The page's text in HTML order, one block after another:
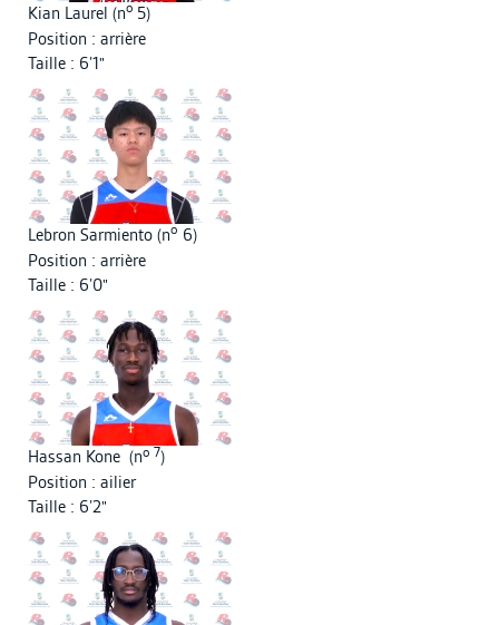
Kian Laurel (no 5)
Position : arrière
Taille : 6’1"
Lebron Sarmiento (no 6)
Position : arrière
Taille : 6’0"
Hassan Kone (no 7)
Position : ailier
Taille : 6’2"